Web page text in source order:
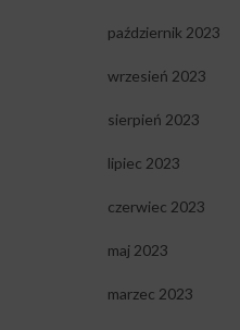
październik 2023
wrzesień 2023
sierpień 2023
lipiec 2023
czerwiec 2023
maj 2023
marzec 2023